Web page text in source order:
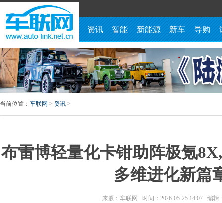
资讯 智能 新能源 新车 导购
当前位置： 车联网 > 资讯 >
布雷博轻量化卡钳助阵极氪
多维进化新篇
来源：车联网 时间：2026-05-25 14:07 编